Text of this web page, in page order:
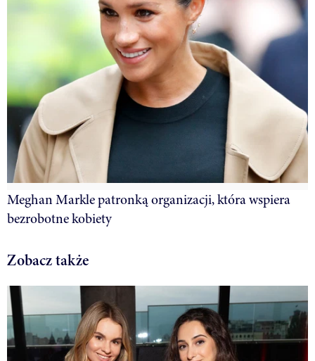
Meghan Markle patronką organizacji, która wspiera
bezrobotne kobiety
Zobacz także